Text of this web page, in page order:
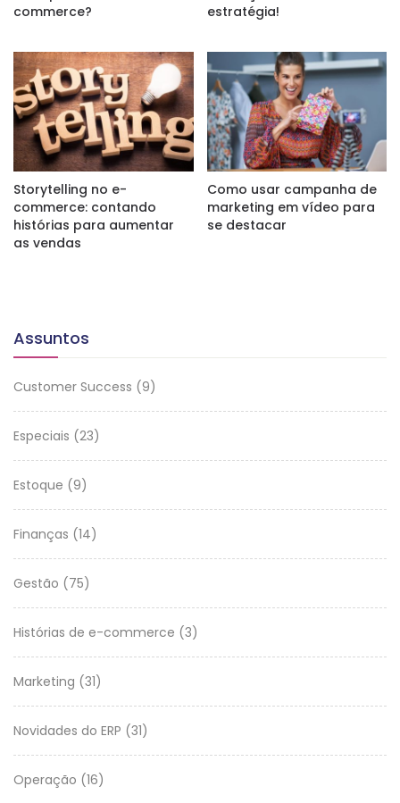
commerce?
estratégia!
Storytelling no e-
commerce: contando
histórias para aumentar
as vendas
Como usar campanha de
marketing em vídeo para
se destacar
Assuntos
Customer Success (9)
Especiais (23)
Estoque (9)
Finanças (14)
Gestão (75)
Histórias de e-commerce (3)
Marketing (31)
Novidades do ERP (31)
Operação (16)